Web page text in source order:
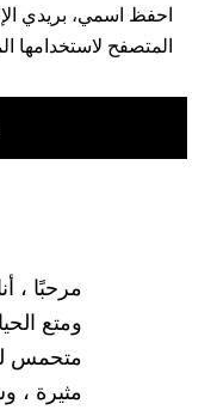
احفظ اسمي، بريدي
المتصفح لاستخدامها
مرحبًا ،
ومتع
متحمس
مثيرة ،